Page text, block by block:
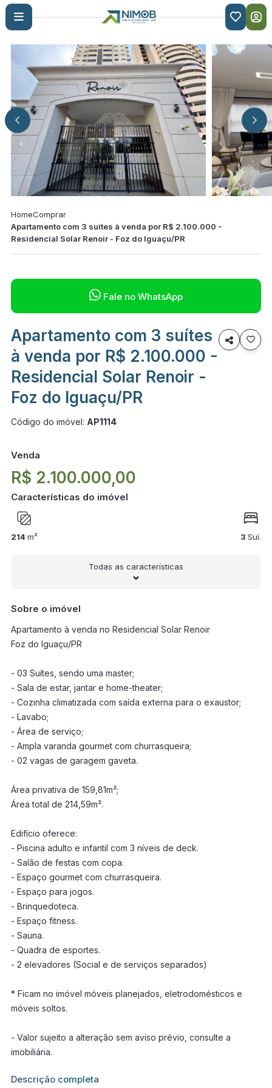

HomeComprar
Apartamento com 3 suítes à venda por R$ 2.100.000 -
Residencial Solar Renoir - Foz do Iguaçu/PR
 Fale no WhatsApp
Apartamento com 3 suítes
à venda por R$ 2.100.000 -
Residencial Solar Renoir -
Foz do Iguaçu/PR

Código do imóvel: AP1114
Venda
R$ 2.100.000,00
Características do imóvel
214 m² 3Suí.
Todas as características
Sobre o imóvel
Apartamento à venda no Residencial Solar Renoir
Foz do Iguaçu/PR
- 03 Suítes, sendo uma master;
- Sala de estar, jantar e home-theater;
- Cozinha climatizada com saída externa para o exaustor;
- Lavabo;
- Área de serviço;
- Ampla varanda gourmet com churrasqueira;
- 02 vagas de garagem gaveta.
Área privativa de 159,81m²;
Área total de 214,59m².
Edifício oferece:
- Piscina adulto e infantil com 3 níveis de deck.
- Salão de festas com copa.
- Espaço gourmet com churrasqueira.
- Espaço para jogos.
- Brinquedoteca.
- Espaço fitness.
- Sauna.
- Quadra de esportes.
- 2 elevadores (Social e de serviços separados)
* Ficam no imóvel móveis planejados, eletrodomésticos e
móveis soltos.
- Valor sujeito a alteração sem aviso prévio, consulte a
imobiliária.
Informações adicionais sobre este imóvel estarão disponíveis
Descrição completa